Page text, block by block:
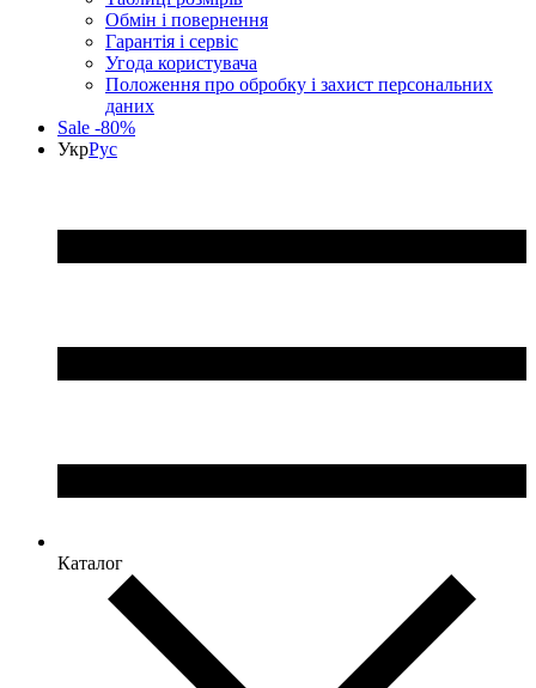
Обмін і повернення
Гарантія і сервіс
Угода користувача
Положення про обробку і захист персональних
даних
Sale -80%
УкрРус
Каталог